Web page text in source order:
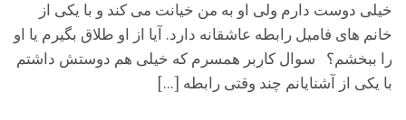
خیلی دوست دارم ولی او به من خیانت می کند و با یکی از
خانم های فامیل رابطه عاشقانه دارد. آیا از او طلاق بگیرم یا او
را ببخشم؟ سوال کاربر همسرم که خیلی هم دوستش داشتم
با یکی از آشنایانم چند وقتی رابطه […]